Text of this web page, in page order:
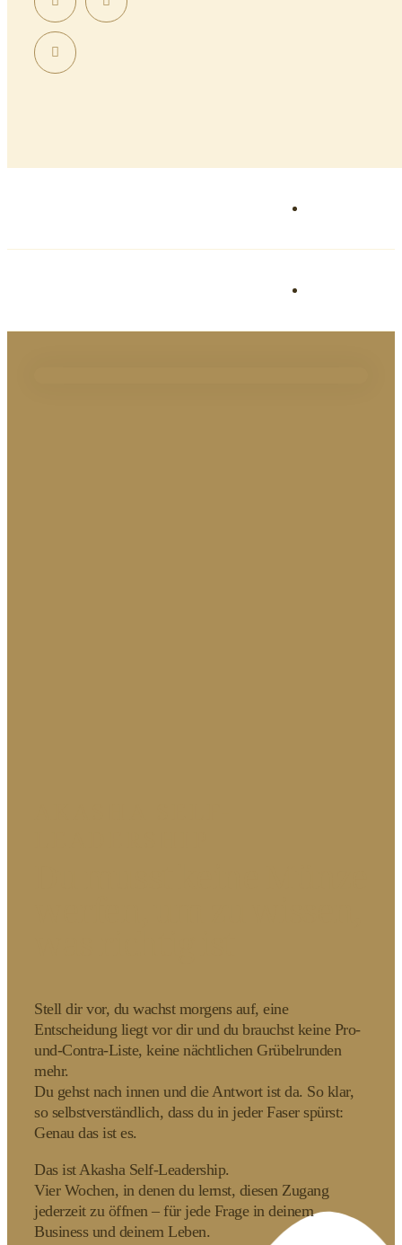
Stell dir vor, du wachst morgens auf, eine
Entscheidung liegt vor dir und du brauchst keine Pro-
und-Contra-Liste, keine nächtlichen Grübelrunden
mehr.
Du gehst nach innen und die Antwort ist da. So klar,
so selbstverständlich, dass du in jeder Faser spürst:
Genau das ist es.
Das ist Akasha Self-Leadership.
Vier Wochen, in denen du lernst, diesen Zugang
jederzeit zu öffnen – für jede Frage in deinem
Business und deinem Leben.